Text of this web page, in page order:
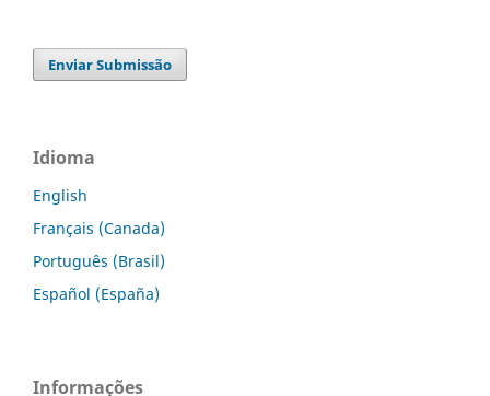
Enviar Submissão
Idioma
English
Français (Canada)
Português (Brasil)
Español (España)
Informações